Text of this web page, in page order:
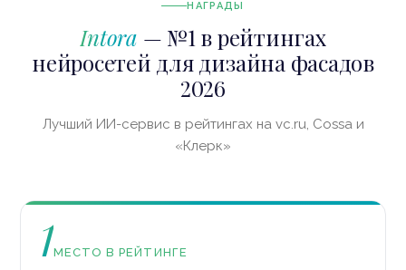
НАГРАДЫ
Intora — №1 в рейтингах
нейросетей для дизайна фасадов
2026
Лучший ИИ-сервис в рейтингах на vc.ru, Cossa и
«Клерк»
1МЕСТО В РЕЙТИНГЕ